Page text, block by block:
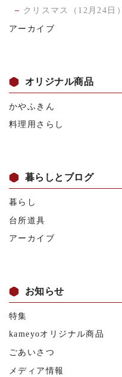
クリスマス（12月24日）
アーカイブ
オリジナル商品
かやふきん
料理用さらし
暮らしとブログ
暮らし
台所道具
アーカイブ
お知らせ
特集
kameyoオリジナル商品
ごあいさつ
メディア情報